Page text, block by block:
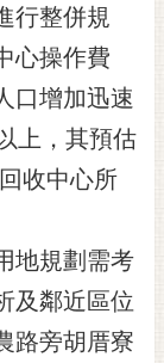
行整併規
心操作費
口增加迅速
上，其預估
收中心所
地規劃需考
及鄰近區位
路旁胡厝寮